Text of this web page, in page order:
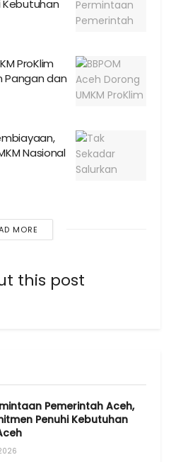
Kebutuhan
ProKlim
Pangan dan
Nasional
MORE
this post
Pemerintah Aceh,
Penuhi Kebutuhan